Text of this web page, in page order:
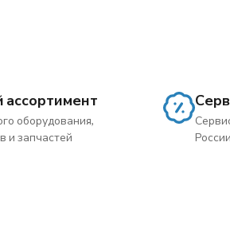
ассортимент
оборудования,
и запчастей
России